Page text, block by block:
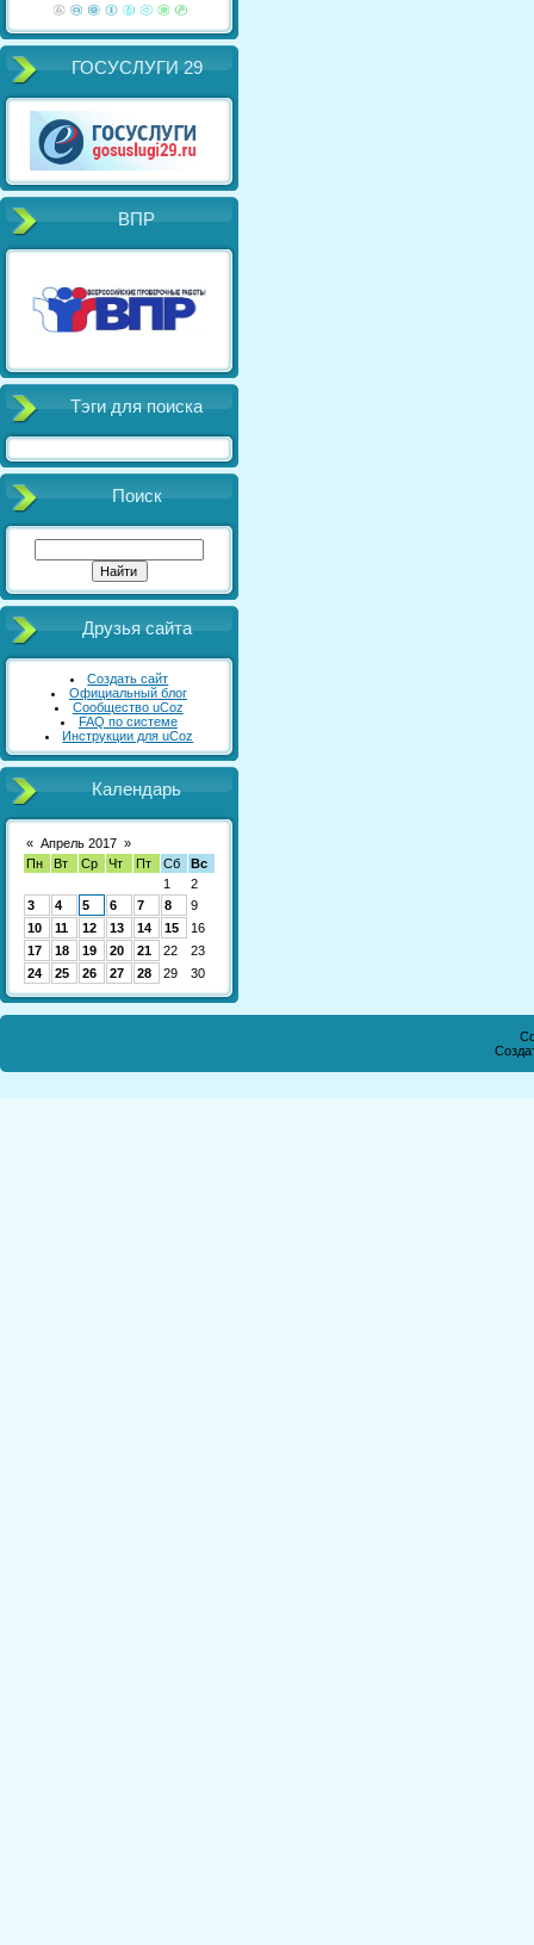
ГОСУСЛУГИ 29
ВПР
Тэги для поиска
Поиск
Друзья сайта
Создать сайт
Официальный блог
Сообщество uCoz
FAQ по системе
Инструкции для uCoz
Календарь
« Апрель 2017 »
Пн
Вт Ср Чт Пт Сб
Вс
1
2
3
4 5 6 7 8
9
10
11 12 13 14 15
16
17
18 19 20 21 22
23
24
25 26 27 28 29 30